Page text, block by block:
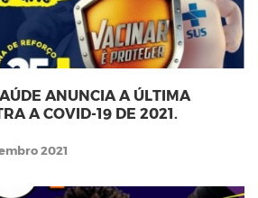
ANUNCIA A ÚLTIMA
A COVID-19 DE 2021.
2021